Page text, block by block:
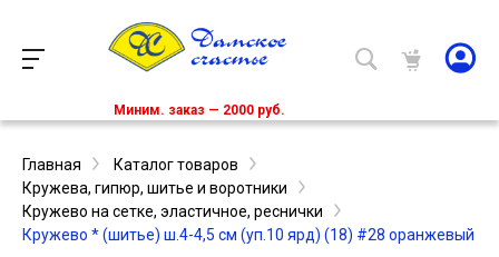
Миним. заказ — 2000 руб.
Главная
Каталог товаров
Кружева, гипюр, шитье и воротники
Кружево на сетке, эластичное, реснички
Кружево * (шитье) ш.4-4,5 см (уп.10 ярд) (18) #28 оранжевый